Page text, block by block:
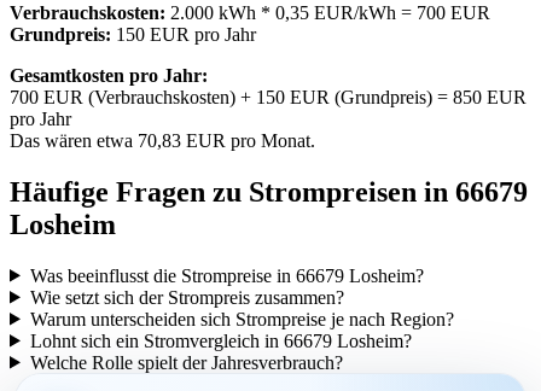
Verbrauchskosten: 2.000 kWh * 0,35 EUR/kWh = 700 EUR
Grundpreis: 150 EUR pro Jahr
Gesamtkosten pro Jahr:
700 EUR (Verbrauchskosten) + 150 EUR (Grundpreis) = 850 EUR
pro Jahr
Das wären etwa 70,83 EUR pro Monat.
Häufige Fragen zu Strompreisen in 66679
Losheim
Was beeinflusst die Strompreise in 66679 Losheim?
Wie setzt sich der Strompreis zusammen?
Warum unterscheiden sich Strompreise je nach Region?
Lohnt sich ein Stromvergleich in 66679 Losheim?
Welche Rolle spielt der Jahresverbrauch?